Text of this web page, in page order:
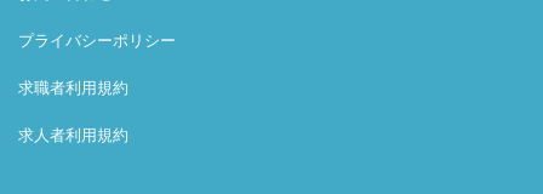
【正社員登用後の制度】
企業型確定拠出年金導入済み、勤務社労士登録費用 → 会
ーク（頻度は要相談）
プライバシーポリシー
求職者利用規約
求人者利用規約